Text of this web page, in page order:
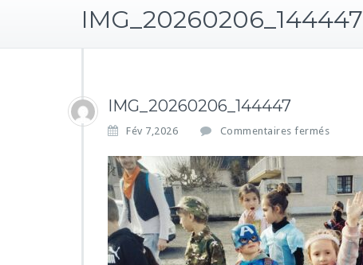
IMG_20260206_144447
IMG_20260206_144447
Fév 7,2026 Commentaires fermés
r
I
M
G
_
2
0